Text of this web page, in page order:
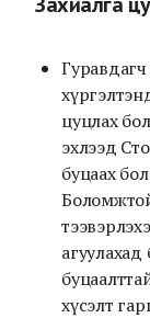
цуцлах
эхлээд
буцаах
хүсэлт